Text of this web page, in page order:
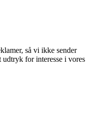
så vi ikke sender
for interesse i vores